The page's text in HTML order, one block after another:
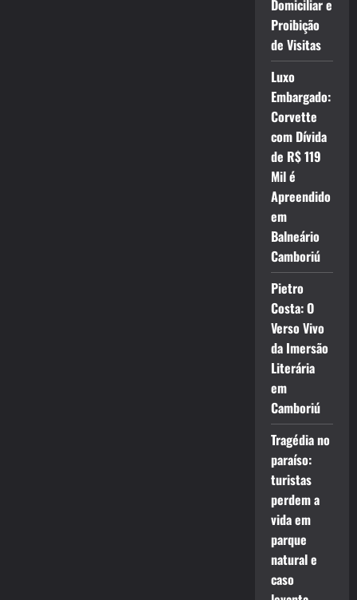
Domiciliar e
Proibição
de Visitas
Luxo
Embargado:
Corvette
com Dívida
de R$ 119
Mil é
Apreendido
em
Balneário
Camboriú
Pietro
Costa: O
Verso Vivo
da Imersão
Literária
em
Camboriú
Tragédia no
paraíso:
turistas
perdem a
vida em
parque
natural e
caso